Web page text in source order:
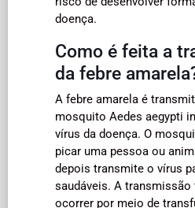
doença.
Como é feita a
da febre
A febre amarela é
mosquito Aedes aegypti
vírus da doença. O
picar uma pessoa ou
depois transmite o vírus
saudáveis. A transmissão
ocorrer por meio de